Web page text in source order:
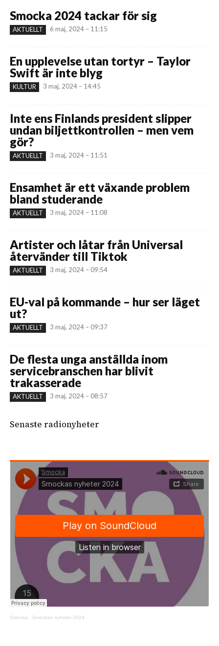
Smocka 2024 tackar för sig
AKTUELLT 6 maj, 2024 – 11:15
En upplevelse utan tortyr – Taylor
Swift är inte blyg
KULTUR 3 maj, 2024 – 14:45
Inte ens Finlands president slipper
undan biljettkontrollen – men vem
gör?
AKTUELLT 3 maj, 2024 – 11:51
Ensamhet är ett växande problem
bland studerande
AKTUELLT 3 maj, 2024 – 11:08
Artister och låtar från Universal
återvänder till Tiktok
AKTUELLT 3 maj, 2024 – 09:54
EU-val på kommande – hur ser läget
ut?
AKTUELLT 3 maj, 2024 – 09:37
De flesta unga anställda inom
servicebranschen har blivit
trakasserade
AKTUELLT 3 maj, 2024 – 08:57
Senaste radionyheter
Smocka · Smockas nyheter 2024